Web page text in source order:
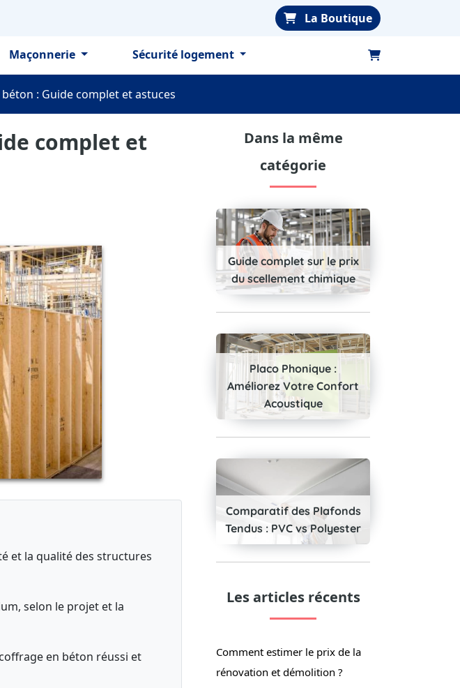
La Boutique
Maçonnerie Sécurité logement
: Guide complet et astuces
complet et
et la qualité des structures
selon le projet et la
en béton réussi et
Dans la même
catégorie
Guide complet sur le prix
du scellement chimique
Placo Phonique :
Améliorez Votre Confort
Acoustique
Comparatif des Plafonds
Tendus : PVC vs Polyester
Les articles récents
Comment estimer le prix de la
rénovation et démolition ?